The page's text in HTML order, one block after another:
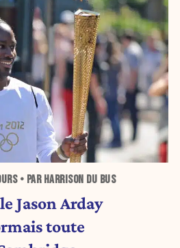
• PAR HARRISON DU BUS
Jason Arday
toute